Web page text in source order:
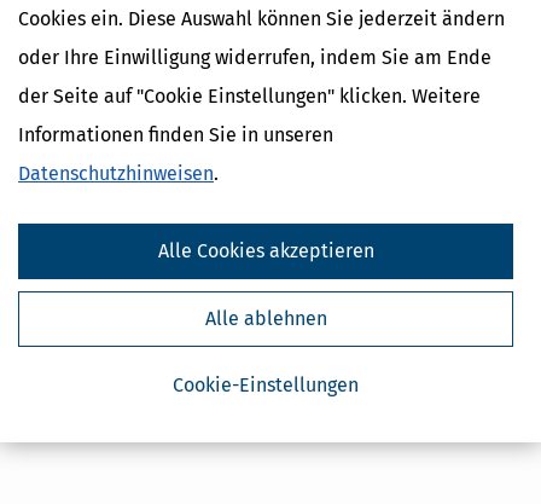
Cookies ein. Diese Auswahl können Sie jederzeit ändern
oder Ihre Einwilligung widerrufen, indem Sie am Ende
der Seite auf "Cookie Einstellungen" klicken. Weitere
Informationen finden Sie in unseren
Datenschutzhinweisen.
Cookie-Einstellungen
Alle ablehnen
Alle Cookies akzeptieren